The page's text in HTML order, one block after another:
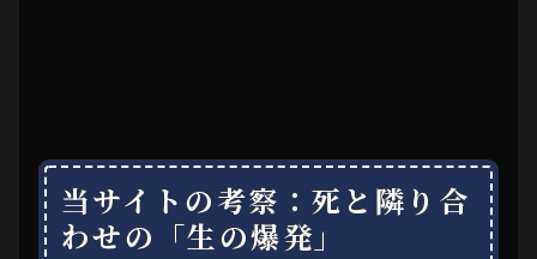
当サイトの考察：死と隣り合
わせの「生の爆発」